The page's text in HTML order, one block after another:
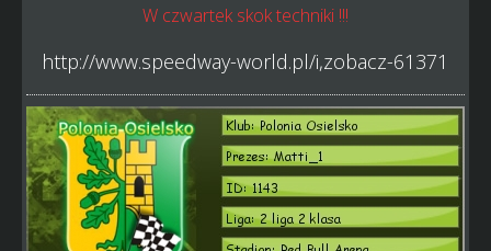
W czwartek skok techniki !!!
http://www.speedway-world.pl/i,zobacz-61371